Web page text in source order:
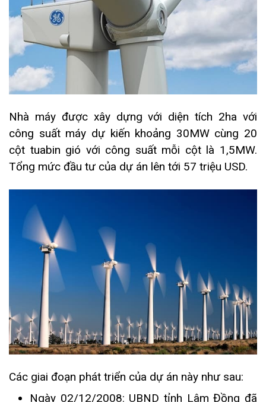
Nhà máy được xây dựng với diện tích 2ha với
công suất máy dự kiến khoảng 30MW cùng 20
cột tuabin gió với công suất mỗi cột là 1,5MW.
Tổng mức đầu tư của dự án lên tới 57 triệu USD.
Các giai đoạn phát triển của dự án này như sau:
Ngày 02/12/2008: UBND tỉnh Lâm Đồng đã